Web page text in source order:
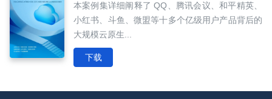
本案例集详细阐释了 QQ、腾讯会议、和平精英、
小红书、斗鱼、微盟等十多个亿级用户产品背后的
大规模云原生...
下载